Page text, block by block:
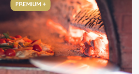
PREMIUM +